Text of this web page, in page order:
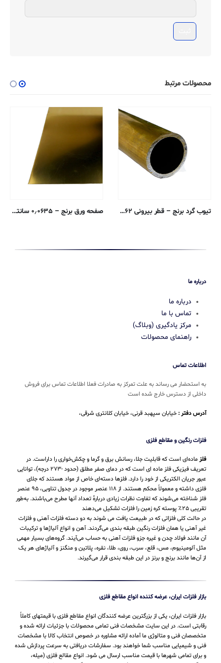
محصولات مرتبط
تیوب گرد برنج – قطر بیرونی ۰٫۴۷۶۲ ، دیواره ۰٫۰۷۶۲ ، قطر داخلی ۰٫۳۲۳۸ سانتی متر – H58 بدون درز صفحه ورق برنج – ۰٫۰۶۳۵ سانتی متر – ۲۸۰-H02
درباره ما
درباره ما
تماس با ما
مرکز یادگیری (وبلاگ)
راهنمای محصولات
اطلاعات تماس
به استحضار می رساند به علت تمرکز به صادرات فعلا اطلاعات تماس برای فروش
داخلی از دسترس خارج شده است
آدرس دفتر : خیابان سپهبد قرنی، خیابان کلانتری شرقی،
فلزات رنگین و مقاطع فلزی
فلزماده‌ای است که قابلیت جلا، رسانش برق و گرما و چکش‌خواری را داراست. در
تعریف فیزیکی فلز ماده ای است که در دمای صفر مطلق (حدود -۲۷۳ درجه)، توانایی
عبور جریان الکتریکی از خود را دارد. فلزها دسته‌ای خاص از مواد هستند که جلای
فلزی داشته و معمولاً محکم هستند. از ۱۱۸ عنصر موجود در جدول تناوبی، ۹۵ عنصر
فلز شناخته می‌شوند که تفاوت نظرات زیادی دربارهٔ تعداد آنها مطرح می‌باشند. به‌طور
تقریبی ۲۵٪ پوسته کره زمین را فلزات تشکیل می‌دهند
در حالت کلی فلزاتی که در طبیعت یافت می شوند به دو دسته فلزات آهنی و فلزات
غیر آهنی یا همان فلزات رنگین طبقه بندی می‌گردند. آهن و انواع آلیاژها و ترکیبات
آن مانند فولاد چدن و غیره جزو فلزات آهنی به حساب می‌‌آیند. گروه‌های بسیار مهمی
مثل آلومینیوم، مس، قلع، سرب، روی، طلا، نقره، پلاتین و منگنز و آلیاژهای هر یک
از آن‌ها مانند برنج و برنز در این طبقه‌ بندی قرار می‌‌گیرند.
بازار فلزات ایران، عرضه کننده انواع مقاطع فلزی
بازار فلزات ایران، یکی از بزرگترین عرضه کنندگان انواع مقاطع فلزی با قیمتهای کاملاً
رقابتی است. در این سایت مشخصات فنی تمامی محصولات با جزئیات ارائه شده و
متخصصان فنی و متالوژی ما آماده ارائه مشاوره در خصوص انتخاب کالا با مشخصات
فنی و شیمیایی مناسب شما خواهند بود. سفارشات دریافتی به سرعت پردازش شده
و برای تمامی شهرها با قیمت مناسب ارسال می شود. انواع مقالع فلزی (میله،